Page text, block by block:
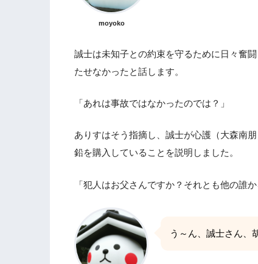
moyoko
誠士は未知子との約束を守るために日々奮
たせなかったと話します。
「あれは事故ではなかったのでは？」
ありすはそう指摘し、誠士が心護（大森南
鉛を購入していることを説明しました。
「犯人はお父さんですか？それとも他の誰
う～ん、誠士さん、